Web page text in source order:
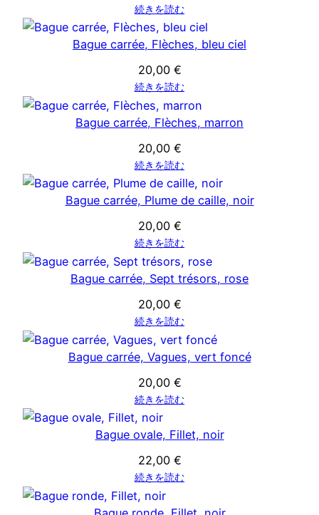
続きを読む
Bague carrée, Flèches, bleu ciel
20,00 €
続きを読む
Bague carrée, Flèches, marron
20,00 €
続きを読む
Bague carrée, Plume de caille, noir
20,00 €
続きを読む
Bague carrée, Sept trésors, rose
20,00 €
続きを読む
Bague carrée, Vagues, vert foncé
20,00 €
続きを読む
Bague ovale, Fillet, noir
22,00 €
続きを読む